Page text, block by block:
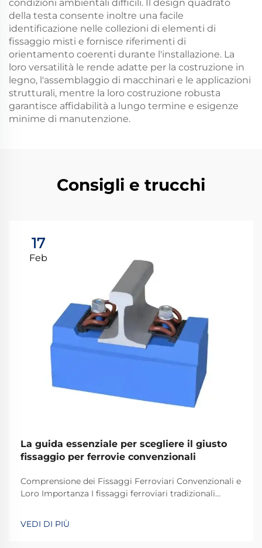
condizioni ambientali difficili. Il design quadrato
della testa consente inoltre una facile
identificazione nelle collezioni di elementi di
fissaggio misti e fornisce riferimenti di
orientamento coerenti durante l'installazione. La
loro versatilità le rende adatte per la costruzione in
legno, l'assemblaggio di macchinari e le applicazioni
strutturali, mentre la loro costruzione robusta
garantisce affidabilità a lungo termine e esigenze
minime di manutenzione.
Consigli e trucchi
17
Feb
La guida essenziale per scegliere il giusto
fissaggio per ferrovie convenzionali
Comprensione dei Fissaggi Ferroviari Convenzionali e
Loro Importanza I fissaggi ferroviari tradizionali
stabili e sicuri i binari dei treni per le operazioni
quotidiane. La maggior parte dei sistemi si basa su
VEDI DI PIÙ